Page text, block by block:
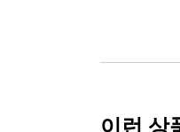
이런 상